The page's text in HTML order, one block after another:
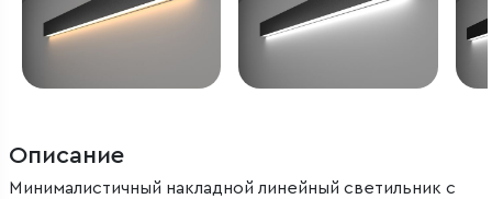
Описание
Минималистичный накладной линейный светильник с